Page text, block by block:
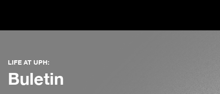
LIFE AT UPH:
Buletin